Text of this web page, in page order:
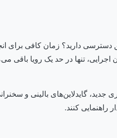
دسترسی دارید؟ زمان کافی
تنها در حد یک رویا باقی
جدید، گایدلاین‌های بالینی و
راهنمایی کنند.